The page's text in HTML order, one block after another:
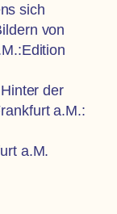
sich
von
der
a.M.:
a.M.